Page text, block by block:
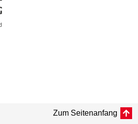
Zum Seitenanfang